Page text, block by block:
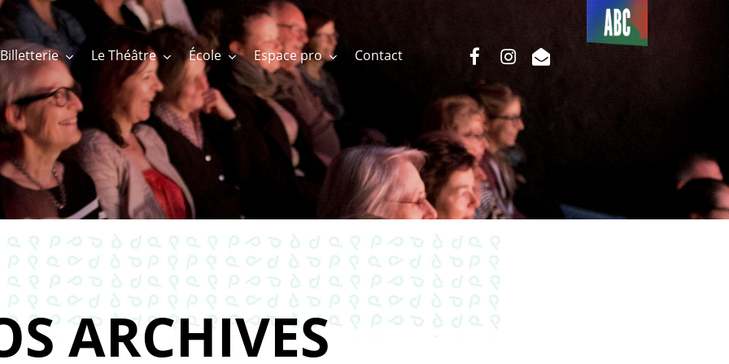
Billetterie Le Théâtre École Espace pro Contact
Du côté
de l’ABC
facebookinstagram
email
ARCHIVES